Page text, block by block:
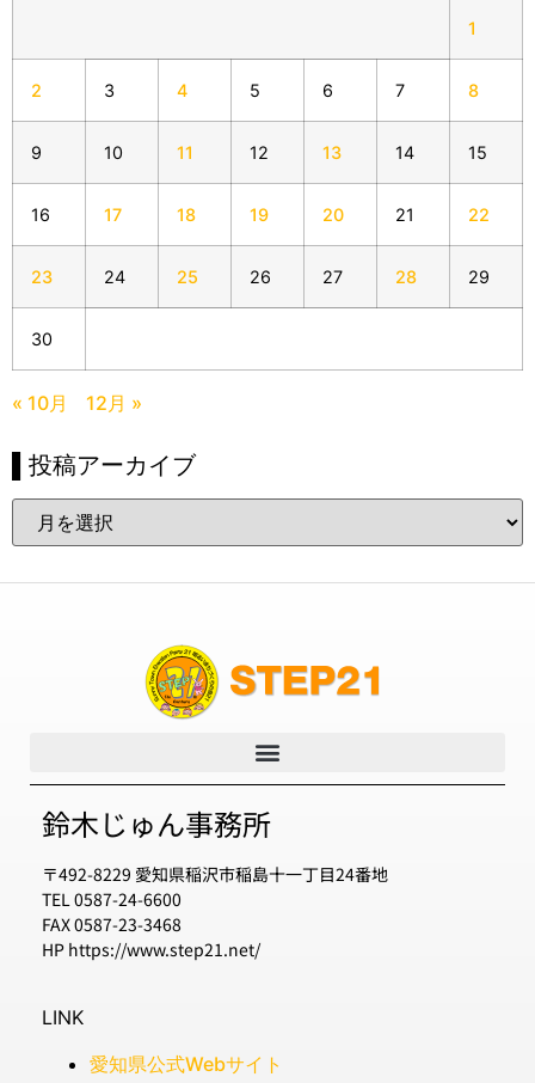
1
2 3 4 5 6 7 8
9 10 11 12 13 14 15
16 17 18 19 20 21 22
23 24 25 26 27 28 29
30
« 10月 12月 »
▌投稿アーカイブ
鈴木じゅん事務所
〒492-8229 愛知県稲沢市稲島十一丁目24番地
TEL 0587-24-6600
FAX 0587-23-3468
HP https://www.step21.net/
LINK
愛知県公式Webサイト